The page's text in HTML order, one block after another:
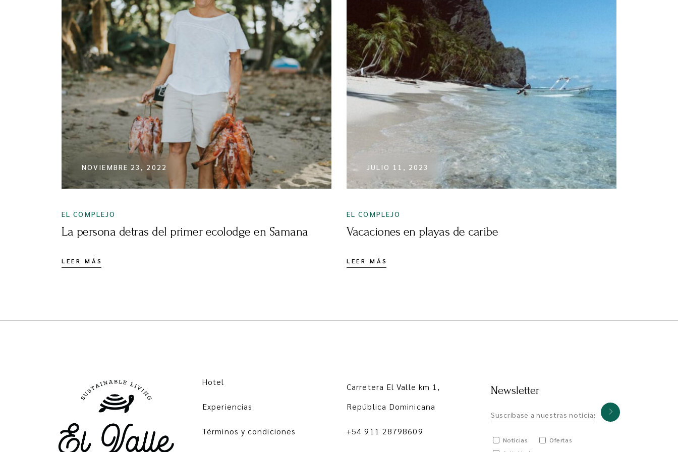
NOVIEMBRE 23, 2022
EL COMPLEJO
La persona detras del primer ecolodge en Samana
LEER MÁS
JULIO 11, 2023
EL COMPLEJO
Vacaciones en playas de caribe
LEER MÁS
Hotel
Experiencias
Términos y condiciones
Carretera El Valle km 1,
República Dominicana
+54 911 28798609
Newsletter
Noticias
Ofertas